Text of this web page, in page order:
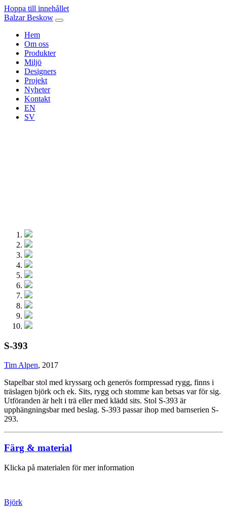
Hoppa till innehållet
Balzar Beskow
Hem
Om oss
Produkter
Miljö
Designers
Projekt
Nyheter
Kontakt
EN
SV
S-393
Tim Alpen, 2017
Stapelbar stol med kryssarg och generös formpressad rygg, finns i
träslagen björk och ek. Sits, rygg och stomme kan betsas var för sig.
Utföranden är helt i trä eller med klädd sits. Stol S-393 är
upphängningsbar med beslag. S-393 passar ihop med barnserien S-
293.
Färg & material
Klicka på materialen för mer information
Björk